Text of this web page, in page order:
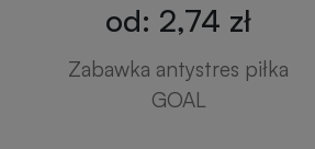
od: 2,74 zł
Zabawka antystres piłka
GOAL